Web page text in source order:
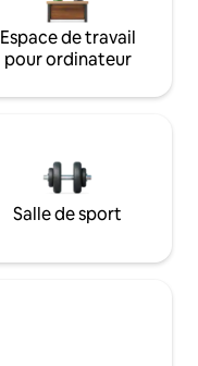
Espace de travail
pour ordinateur
Salle de sport